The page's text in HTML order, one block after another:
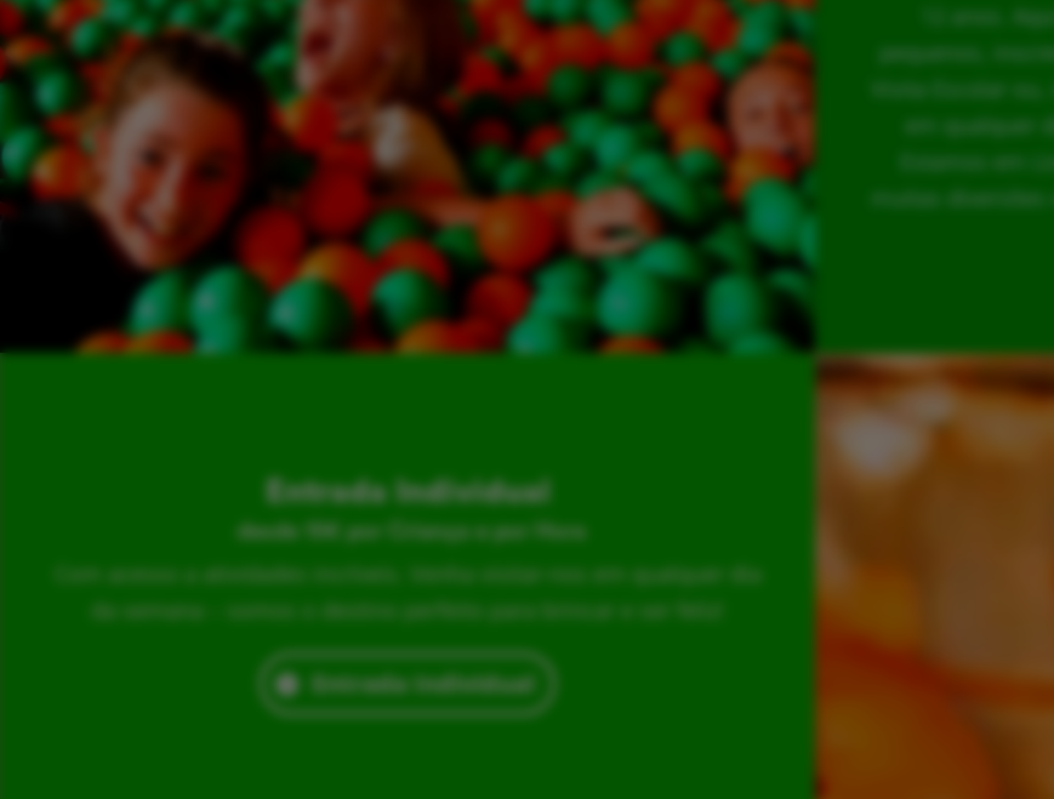
12 anos.
pequenos,
Visita Escolar
em qualquer
Estamos em
muitas
Entrada Individual
desde 15€ por Criança e por Hora
Com acesso a atividades incríveis. Venha visitar-nos em qualquer dia
da semana – somos o destino perfeito para brincar e ser feliz!
Entrada Individual